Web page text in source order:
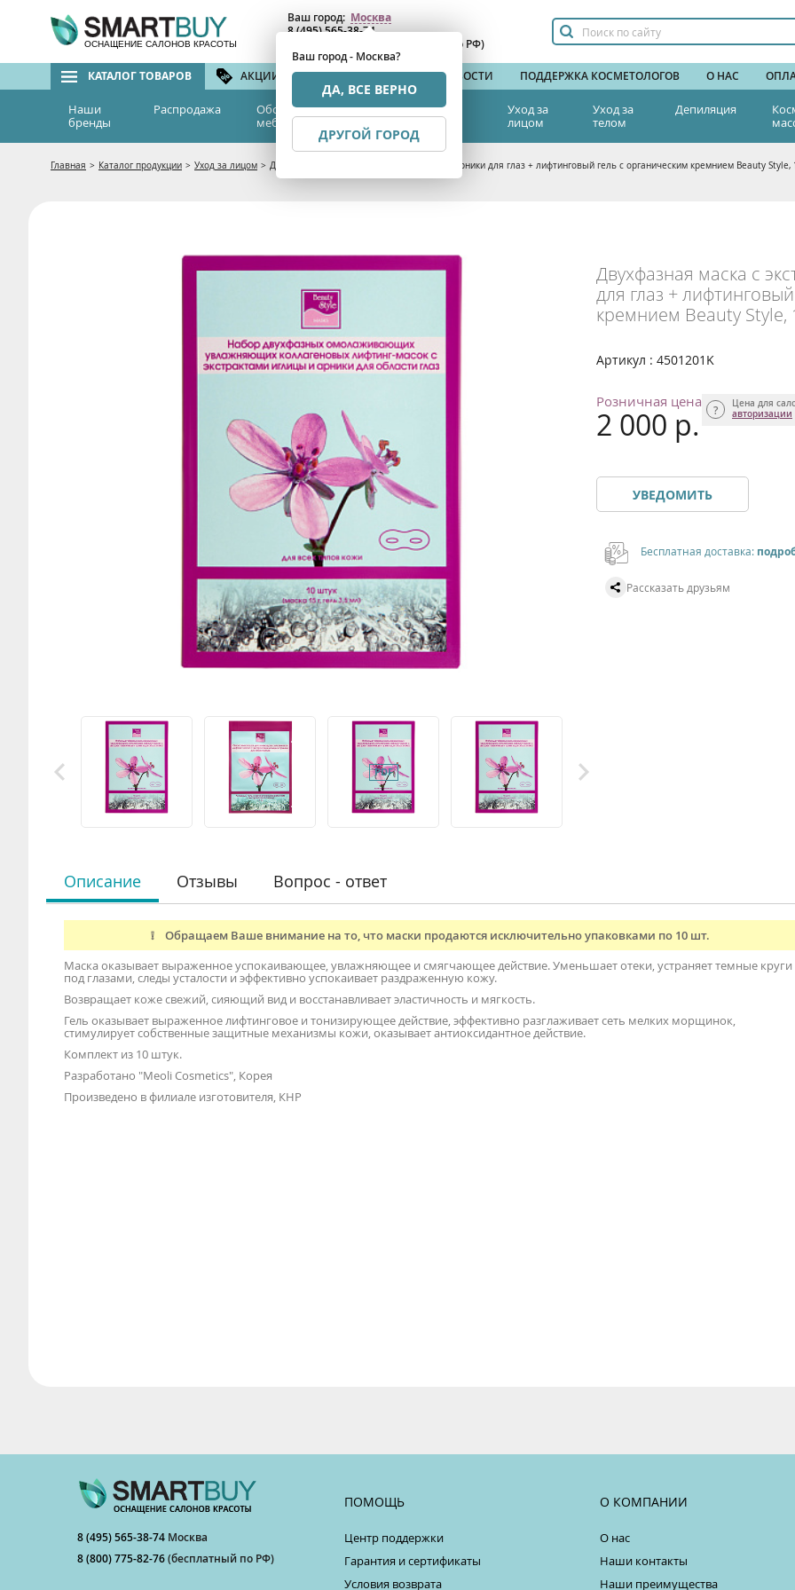
ОСНАЩЕНИЕ САЛОНОВ КРАСОТЫ
Ваш город: Москва
Ваш город - Москва?
ДА, ВСЕ ВЕРНО
ДРУГОЙ ГОРОД
8 (495) 565-38-74
(бесплатный по РФ)
КАТАЛОГ ТОВАРОВ АКЦИИ И СКИДКИ БРЕНДЫ НОВОСТИ ПОДДЕРЖКА КОСМЕТОЛОГОВ О НАС
Наши
бренды
Распродажа
Оборудование и
мебель
Эстетическая
медицина
Уход за
лицом
Уход за
телом
Депиляция
Главная > Каталог продукции > Уход за лицом > Двухфазная маска с экстрактом иглицы и арники для глаз + лифтинговый гель с органическим кремнием Beauty Style,
Двухфазная маска с
для глаз +
кремнием Beauty Style,
Артикул : 4501201K
Розничная цена
2 000 р.
Цена для
авторизации
УВЕДОМИТЬ
Бесплатная доставка:
Рассказать друзьям
Описание
❕ Обращаем Ваше внимание на то, что маски продаются исключительно упаковками по 10 шт.
Маска оказывает выраженное успокаивающее, увлажняющее и смягчающее действие. Уменьшает отеки, устраняет темные круги
под глазами, следы усталости и эффективно успокаивает раздраженную кожу.
Возвращает коже свежий, сияющий вид и восстанавливает эластичность и мягкость.
Гель оказывает выраженное лифтинговое и тонизирующее действие, эффективно разглаживает сеть мелких морщинок,
стимулирует собственные защитные механизмы кожи, оказывает антиоксидантное действие.
Комплект из 10 штук.
Разработано "Meoli Cosmetics", Корея
Произведено в филиале изготовителя, КНР
Отзывы Вопрос - ответ
8 (495) 565-38-74 Москва
8 (800) 775-82-76(бесплатный по РФ)
ПОМОЩЬ
Центр поддержки
Гарантия и сертификаты
Условия возврата
О КОМПАНИИ
О нас
Наши контакты
Наши преимущества